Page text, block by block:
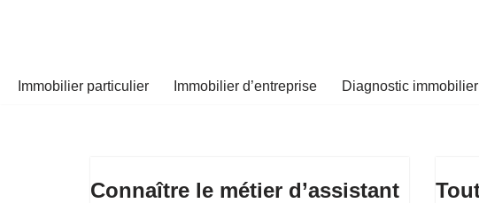
Immobilier particulier Immobilier d’entreprise Diagnostic immobilier
Connaître le métier d’assistant